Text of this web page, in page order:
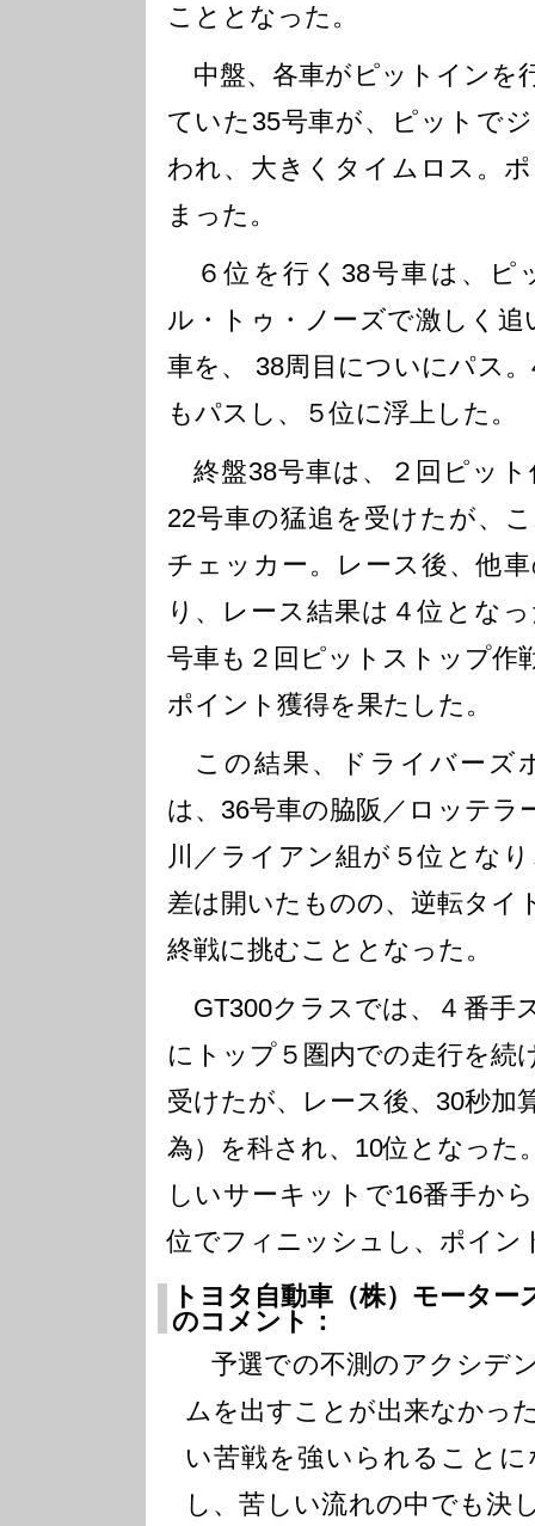
こととなった。
中盤、各車がピットインを
ていた35号車が、ピットで
われ、大きくタイムロス。
まった。
６位を行く38号車は、ピ
ル・トゥ・ノーズで激しく追
車を、 38周目についにパス
もパスし、５位に浮上した。
終盤38号車は、２回ピット
22号車の猛追を受けたが、
チェッカー。レース後、他
り、レース結果は４位とな
号車も２回ピットストップ作
ポイント獲得を果たした。
この結果、ドライバーズ
は、36号車の脇阪／ロッテラ
川／ライアン組が５位とな
差は開いたものの、逆転タイ
終戦に挑むこととなった。
GT300クラスでは、４番手
にトップ５圏内での走行を続
受けたが、レース後、30秒加
為）を科され、10位となった
しいサーキットで16番手か
位でフィニッシュし、ポイン
トヨタ自動車（株）モータ
のコメント：
予選での不測のアクシデ
ムを出すことが出来なかっ
い苦戦を強いられること
し、苦しい流れの中でも決